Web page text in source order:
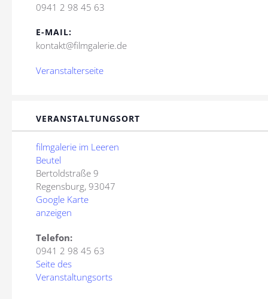
0941 2 98 45 63
E-MAIL:
kontakt@filmgalerie.de
Veranstalterseite
VERANSTALTUNGSORT
filmgalerie im Leeren
Beutel
Bertoldstraße 9
Regensburg, 93047
Google Karte
anzeigen
Telefon:
0941 2 98 45 63
Seite des
Veranstaltungsorts